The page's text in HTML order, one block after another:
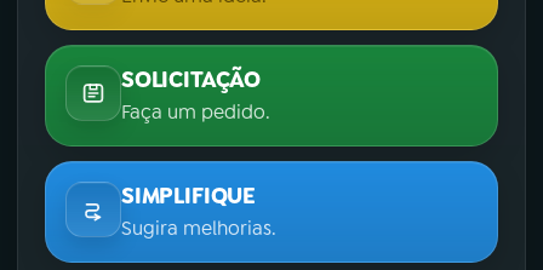
SOLICITAÇÃO
Faça um pedido.
SIMPLIFIQUE
Sugira melhorias.